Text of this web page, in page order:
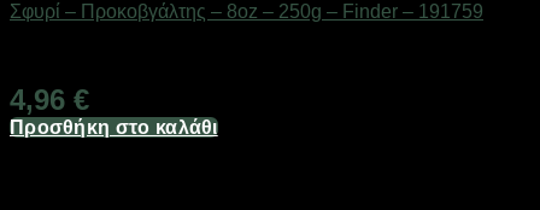
Σφυρί – Προκοβγάλτης – 8oz – 250g – Finder – 191759
4,96 €
Προσθήκη στο καλάθι